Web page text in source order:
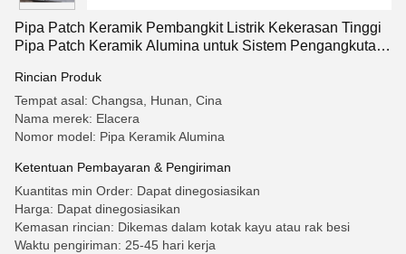
Pipa Patch Keramik Pembangkit Listrik Kekerasan Tinggi
Pipa Patch Keramik Alumina untuk Sistem Pengangkutan
Rincian Produk
Tempat asal: Changsa, Hunan, Cina
Nama merek: Elacera
Nomor model: Pipa Keramik Alumina
Ketentuan Pembayaran & Pengiriman
Kuantitas min Order: Dapat dinegosiasikan
Harga: Dapat dinegosiasikan
Kemasan rincian: Dikemas dalam kotak kayu atau rak besi
Waktu pengiriman: 25-45 hari kerja